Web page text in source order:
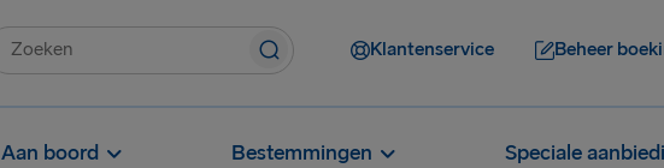
Klantenservice Beheer
Aan boord Bestemmingen Speciale